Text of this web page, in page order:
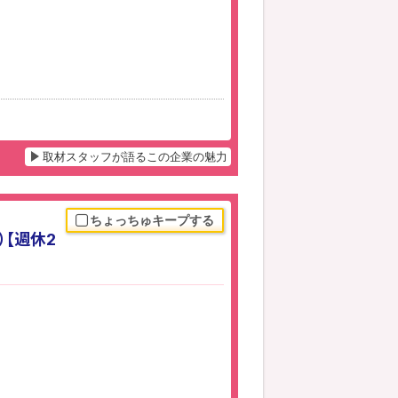
取材スタッフが語るこの企業の魅力
ちょっちゅキープする
【週休2